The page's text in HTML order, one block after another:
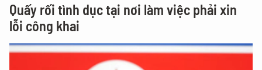
Quấy rối tình dục tại nơi làm việc phải xin
lỗi công khai